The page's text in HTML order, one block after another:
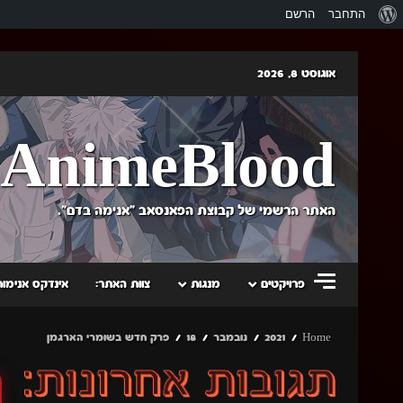
אודות
התחבר הרשם
content
אוגוסט 8, 2026
AnimeBlood
האתר הרשמי של קבוצת הפאנסאב "אנימה בדם".
פרויקטים מנגות צוות האתר: אינדקס
Home
2021 נובמבר 18 פרק חדש בשומרי הארגמן